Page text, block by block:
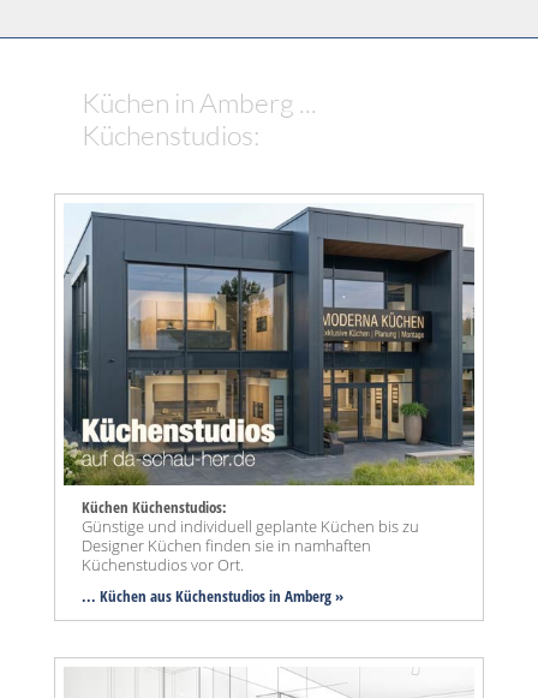
Küchen in Amberg ...
Küchenstudios:
Küchen Küchenstudios:
Günstige und individuell geplante Küchen bis zu
Designer Küchen finden sie in namhaften
Küchenstudios vor Ort.
... Küchen aus Küchenstudios in Amberg »